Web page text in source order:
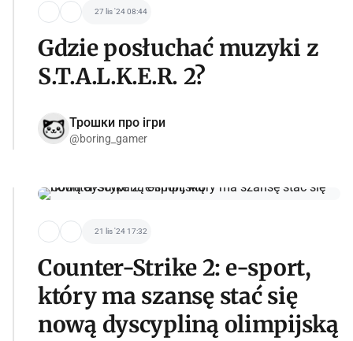
27 lis '24 08:44
Gdzie posłuchać muzyki z
S.T.A.L.K.E.R. 2?
Трошки про ігри
@boring_gamer
21 lis '24 17:32
Counter-Strike 2: e-sport,
który ma szansę stać się
nową dyscypliną olimpijską